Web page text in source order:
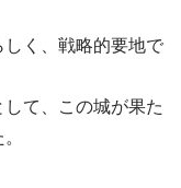
く、戦略的要地で
て、この城が果た